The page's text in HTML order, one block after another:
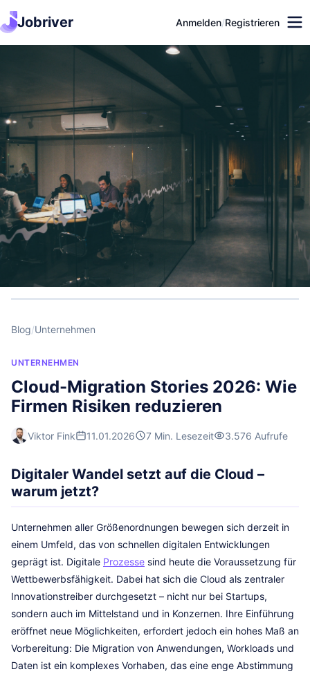
Jobriver Anmelden/Registrieren
Blog/Unternehmen
UNTERNEHMEN
Cloud-Migration Stories 2026: Wie
Firmen Risiken reduzieren
Viktor Fink 11.01.2026 7 Min. Lesezeit 3.576 Aufrufe
Digitaler Wandel setzt auf die Cloud –
warum jetzt?
Unternehmen aller Größenordnungen bewegen sich derzeit in
einem Umfeld, das von schnellen digitalen Entwicklungen
geprägt ist. Digitale Prozesse sind heute die Voraussetzung für
Wettbewerbsfähigkeit. Dabei hat sich die Cloud als zentraler
Innovationstreiber durchgesetzt – nicht nur bei Startups,
sondern auch im Mittelstand und in Konzernen. Ihre Einführung
eröffnet neue Möglichkeiten, erfordert jedoch ein hohes Maß an
Vorbereitung: Die Migration von Anwendungen, Workloads und
Daten ist ein komplexes Vorhaben, das eine enge Abstimmung